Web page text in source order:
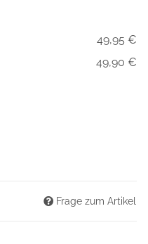
49,95 €
49,90 €
Frage zum Artikel